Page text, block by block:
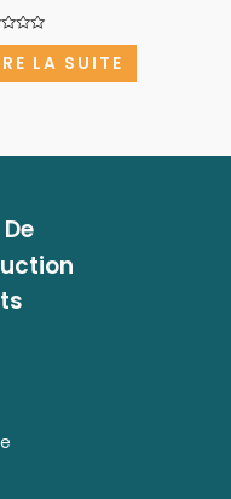
LA SUITE
De